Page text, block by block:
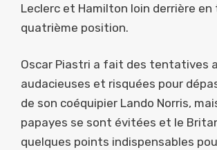
Leclerc et Hamilton loin derrière
quatrième position.
Oscar Piastri a fait des tentatives
audacieuses et risquées pour
de son coéquipier Lando Norris,
papayes se sont évitées et le
quelques points indispensables